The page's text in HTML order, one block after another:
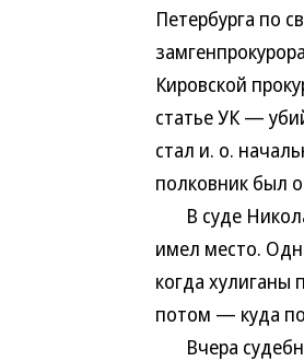
Петербурга по
Кировской
статье УК —
стал и. о.
полковник был
В суде
имел место.
когда хулиганы
потом — куда
Вчера